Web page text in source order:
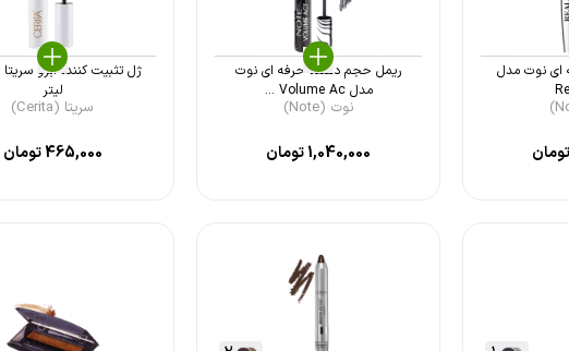
ای نوت مدل
ریمل حجم دهنده حرفه ای نوت
مدل Volume Ac ...
نوت (Note)
1,040,000تومان
لیتر
سریتا (Cerita)
465,000تومان